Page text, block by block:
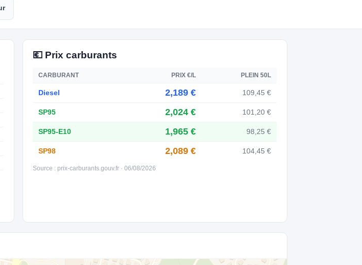
💶 Prix carburants
CARBURANT PRIX €/L PLEIN 50L
Diesel 2,189 € 109,45 €
SP95 2,024 € 101,20 €
SP95-E10 1,965 € 98,25 €
SP98 2,089 € 104,45 €
Source : prix-carburants.gouv.fr · 06/08/2026